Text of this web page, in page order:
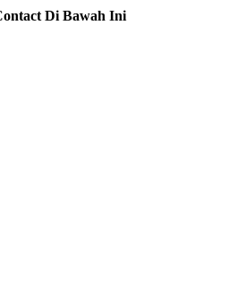
Di Bawah Ini